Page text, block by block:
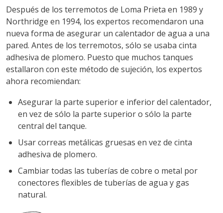
Después de los terremotos de Loma Prieta en 1989 y
Northridge en 1994, los expertos recomendaron una
nueva forma de asegurar un calentador de agua a una
pared. Antes de los terremotos, sólo se usaba cinta
adhesiva de plomero. Puesto que muchos tanques
estallaron con este método de sujeción, los expertos
ahora recomiendan:
Asegurar la parte superior e inferior del calentador,
en vez de sólo la parte superior o sólo la parte
central del tanque.
Usar correas metálicas gruesas en vez de cinta
adhesiva de plomero.
Cambiar todas las tuberías de cobre o metal por
conectores flexibles de tuberías de agua y gas
natural.